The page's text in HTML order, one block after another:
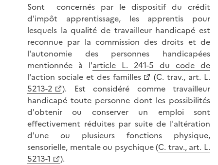
Sont concernés par le dispositif du crédit
d'impôt apprentissage, les apprentis pour
lesquels la qualité de travailleur handicapé est
reconnue par la commission des droits et de
l'autonomie des personnes handicapées
mentionnée à l'article L. 241-5 du code de
l'action sociale et des familles
(C. trav., art. L.
5213-2
). Est considéré comme travailleur
handicapé toute personne dont les possibilités
d'obtenir ou conserver un emploi sont
effectivement réduites par suite de l'altération
d'une ou plusieurs fonctions physique,
sensorielle, mentale ou psychique (C. trav., art. L.
5213-1
).